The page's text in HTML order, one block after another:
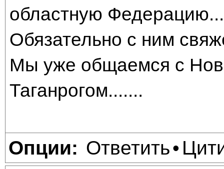
областную Федерацию...
Обязательно с ним
Мы уже общаемся с
Таганрогом.......
Опции: Ответить•